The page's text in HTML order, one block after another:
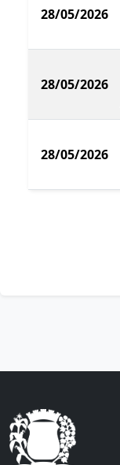
28/05/2026
28/05/2026
28/05/2026